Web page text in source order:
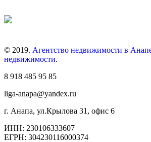
© 2019. Агентство недвижимости в
недвижимости.
8 918 485 95 85
liga-anapa@yandex.ru
г. Анапа, ул.Крылова 31, офис 6
ИНН: 230106333607
ЕГРН: 304230116000374